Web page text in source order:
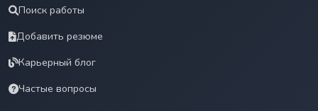
Поиск работы
Добавить резюме
Карьерный блог
Частые вопросы